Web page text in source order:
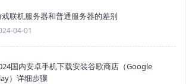
戏联机服务器和普通服务器的差别
04-01
国内安卓手机下载安装谷歌商店（Google
）详细步骤